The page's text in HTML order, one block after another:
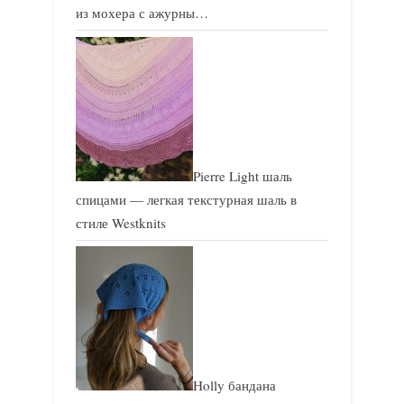
из мохера с ажурны…
Pierre Light шаль
спицами — легкая текстурная шаль в
стиле Westknits
Holly бандана